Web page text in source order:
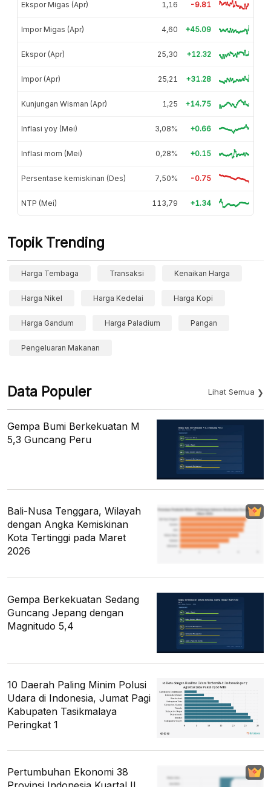
Ekspor Migas (Apr) 1,16 -9.81
Impor Migas (Apr) 4,60 +45.09
Ekspor (Apr) 25,30 +12.32
Impor (Apr) 25,21 +31.28
Kunjungan Wisman (Apr) 1,25 +14.75
Inflasi yoy (Mei) 3,08% +0.66
Inflasi mom (Mei) 0,28% +0.15
Persentase kemiskinan (Des) 7,50% -0.75
NTP (Mei) 113,79 +1.34
Topik Trending
Harga Tembaga Transaksi Kenaikan Harga
Harga Nikel Harga Kedelai Harga Kopi
Harga Gandum Harga Paladium Pangan
Pengeluaran Makanan
Data Populer Lihat Semua
Gempa Bumi Berkekuatan M
5,3 Guncang Peru
Bali-Nusa Tenggara, Wilayah
dengan Angka Kemiskinan
Kota Tertinggi pada Maret
2026
Gempa Berkekuatan Sedang
Guncang Jepang dengan
Magnitudo 5,4
10 Daerah Paling Minim Polusi
Udara di Indonesia, Jumat Pagi
Kabupaten Tasikmalaya
Peringkat 1
Pertumbuhan Ekonomi 38